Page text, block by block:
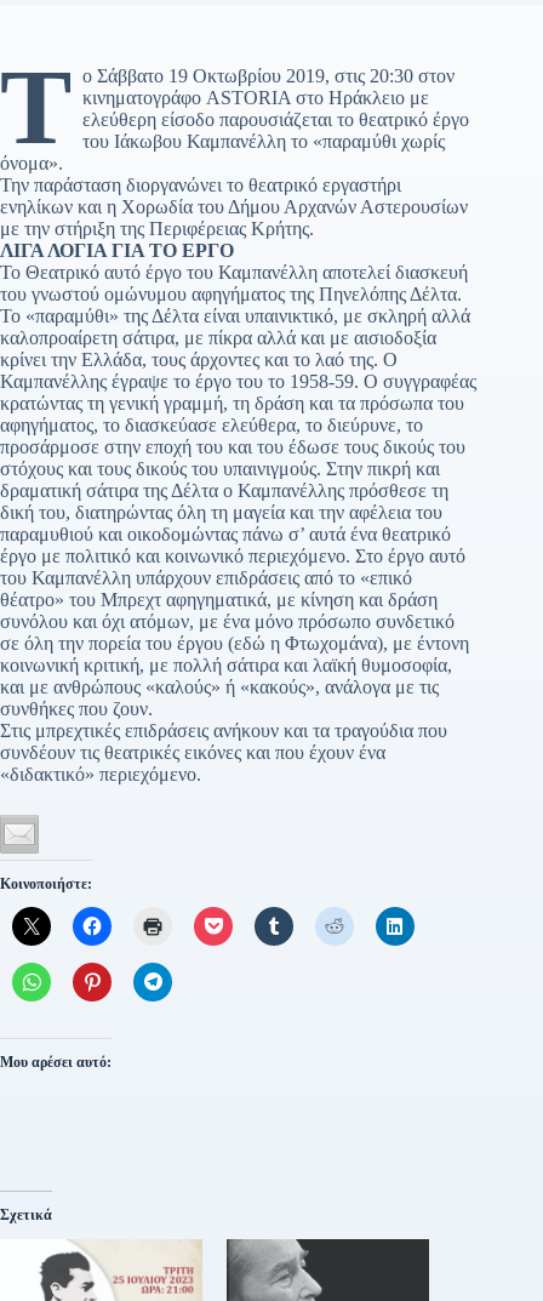
Τ ο Σάββατο 19 Οκτωβρίου 2019, στις 20:30 στον
κινηματογράφο ASTORIA στο Ηράκλειο με
ελεύθερη είσοδο παρουσιάζεται το θεατρικό έργο
του Ιάκωβου Καμπανέλλη το «παραμύθι χωρίς
όνομα».
Την παράσταση διοργανώνει το θεατρικό εργαστήρι
ενηλίκων και η Χορωδία του Δήμου Αρχανών Αστερουσίων
με την στήριξη της Περιφέρειας Κρήτης.
ΛΙΓΑ ΛΟΓΙΑ ΓΙΑ ΤΟ ΕΡΓΟ
Το Θεατρικό αυτό έργο του Καμπανέλλη αποτελεί διασκευή
του γνωστού ομώνυμου αφηγήματος της Πηνελόπης Δέλτα.
Το «παραμύθι» της Δέλτα είναι υπαινικτικό, με σκληρή αλλά
καλοπροαίρετη σάτιρα, με πίκρα αλλά και με αισιοδοξία
κρίνει την Ελλάδα, τους άρχοντες και το λαό της. Ο
Καμπανέλλης έγραψε το έργο του το 1958-59. Ο συγγραφέας
κρατώντας τη γενική γραμμή, τη δράση και τα πρόσωπα του
αφηγήματος, το διασκεύασε ελεύθερα, το διεύρυνε, το
προσάρμοσε στην εποχή του και του έδωσε τους δικούς του
στόχους και τους δικούς του υπαινιγμούς. Στην πικρή και
δραματική σάτιρα της Δέλτα ο Καμπανέλλης πρόσθεσε τη
δική του, διατηρώντας όλη τη μαγεία και την αφέλεια του
παραμυθιού και οικοδομώντας πάνω σ’ αυτά ένα θεατρικό
έργο με πολιτικό και κοινωνικό περιεχόμενο. Στο έργο αυτό
του Καμπανέλλη υπάρχουν επιδράσεις από το «επικό
θέατρο» του Μπρεχτ αφηγηματικά, με κίνηση και δράση
συνόλου και όχι ατόμων, με ένα μόνο πρόσωπο συνδετικό
σε όλη την πορεία του έργου (εδώ η Φτωχομάνα), με έντονη
κοινωνική κριτική, με πολλή σάτιρα και λαϊκή θυμοσοφία,
και με ανθρώπους «καλούς» ή «κακούς», ανάλογα με τις
συνθήκες που ζουν.
Στις μπρεχτικές επιδράσεις ανήκουν και τα τραγούδια που
συνδέουν τις θεατρικές εικόνες και που έχουν ένα
«διδακτικό» περιεχόμενο.
Κοινοποιήστε:
Μου αρέσει αυτό:
Σχετικά